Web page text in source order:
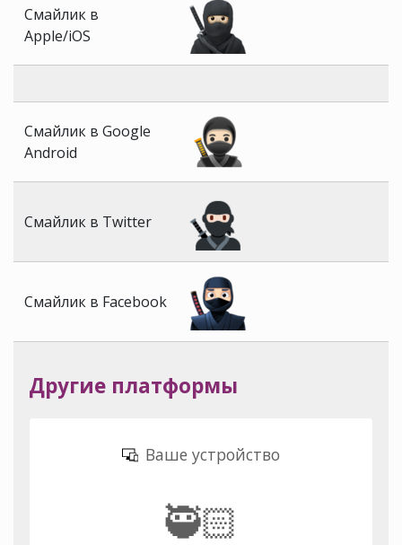
Смайлик в
Apple/iOS
Смайлик в Google
Android
Смайлик в Twitter
Смайлик в Facebook
Другие платформы
Ваше устройство
🥷🏻